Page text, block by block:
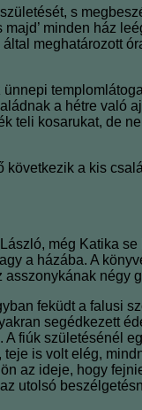
s
minden ház
meghatározott
a hétre való
teli kosarukat, de
a kis
még Katika
a házába. A
négy
feküdt a falusi
segédkezett
fiúk születésénél
is volt elég,
az ideje, hogy
utolsó